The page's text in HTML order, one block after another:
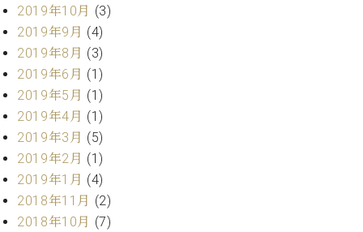
C.BECHSTEIN
Digital(ベ
ヒ
シ
ュ
タ
イ
ン
デ
ジ
タ
ル)
ピア
ノ特
選中
イ
ベ
ン
ト
情
八
王
子
2019年10月 (3)
2019年9月 (4)
2019年8月 (3)
2019年6月 (1)
2019年5月 (1)
2019年4月 (1)
2019年3月 (5)
2019年2月 (1)
2019年1月 (4)
2018年11月 (2)
2018年10月 (7)